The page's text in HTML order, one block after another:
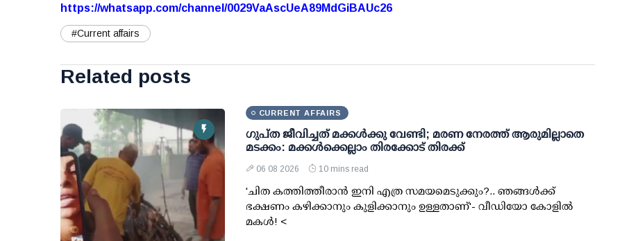
https://whatsapp.com/channel/0029VaAscUeA89MdGiBAUc26
#Current affairs
Related posts
CURRENT AFFAIRS
ഗുപ്ത ജീവിച്ചത് മക്കള്‍ക്കു വേണ്ടി; മരണ നേരത്ത് ആരുമില്ലാതെ
മടക്കം: മക്കള്‍ക്കെല്ലാം തിരക്കോട് തിരക്ക്
06 08 2026 10 mins read
'ചിത കത്തിത്തീരാന്‍ ഇനി എത്ര സമയമെടുക്കും?.. ഞങ്ങള്‍ക്ക്
ഭക്ഷണം കഴിക്കാനും കുളിക്കാനും ഉള്ളതാണ്'- വീഡിയോ കോളില്‍
മകള്‍! <